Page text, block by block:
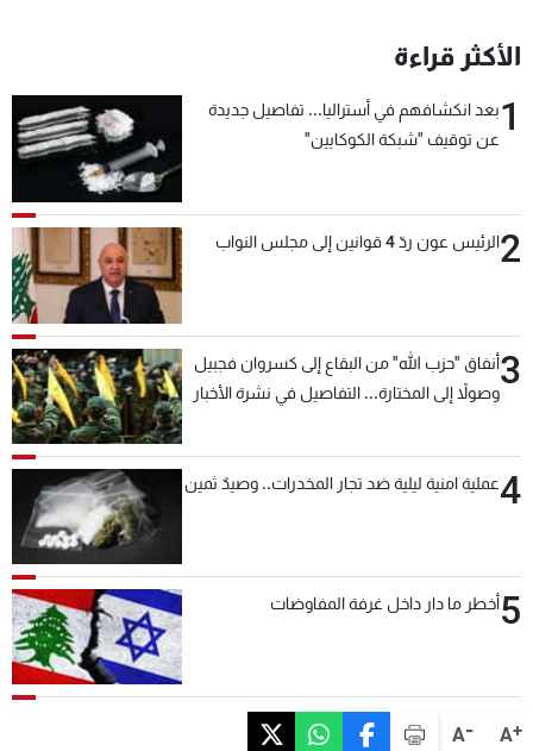
A+
A-
الأكثر قراءة
1بعد انكشافهم في أستراليا... تفاصيل جديدة
عن توقيف "شبكة الكوكايين"
2الرئيس عون ردّ 4 قوانين إلى مجلس النواب
3أنفاق "حزب الله" من البقاع إلى كسروان فجبيل
وصولاً إلى المختارة... التفاصيل في نشرة الأخبار
4عملية امنية ليلية ضد تجار المخدرات.. وصيدٌ ثمين
5أخطر ما دار داخل غرفة المفاوضات